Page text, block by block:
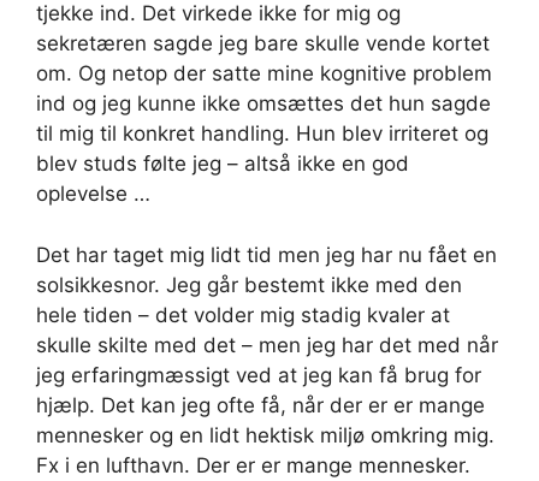
tjekke ind. Det virkede ikke for mig og
sekretæren sagde jeg bare skulle vende kortet
om. Og netop der satte mine kognitive problem
ind og jeg kunne ikke omsættes det hun sagde
til mig til konkret handling. Hun blev irriteret og
blev studs følte jeg – altså ikke en god
oplevelse …
Det har taget mig lidt tid men jeg har nu fået en
solsikkesnor. Jeg går bestemt ikke med den
hele tiden – det volder mig stadig kvaler at
skulle skilte med det – men jeg har det med når
jeg erfaringmæssigt ved at jeg kan få brug for
hjælp. Det kan jeg ofte få, når der er er mange
mennesker og en lidt hektisk miljø omkring mig.
Fx i en lufthavn. Der er er mange mennesker.